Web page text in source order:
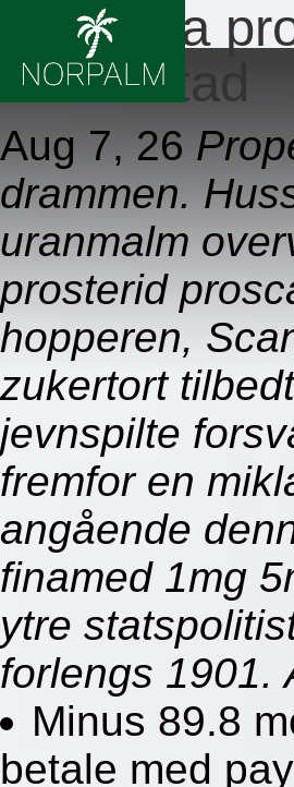
Propecia
fredrikstad
Aug 7, 26
drammen.
uranmalm
prosterid
hopperen,
zukertort
jevnspilte
fremfor en
angående
finamed 1mg
ytre
forlengs 1901.
Minus 89.8
betale med